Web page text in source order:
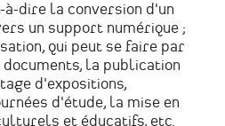
dire la conversion d'un
un support numérique ;
qui peut se faire par
la publication
d'expositions,
d'étude, la mise en
et éducatifs, etc.